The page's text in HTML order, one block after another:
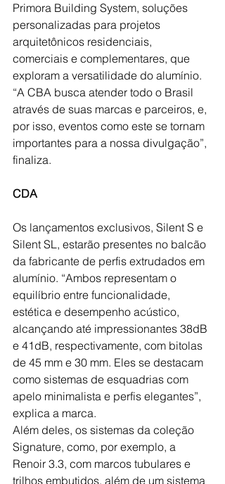
Primora Building System, soluções
personalizadas para projetos
arquitetônicos residenciais,
comerciais e complementares, que
exploram a versatilidade do alumínio.
“A CBA busca atender todo o Brasil
através de suas marcas e parceiros, e,
por isso, eventos como este se tornam
importantes para a nossa divulgação”,
finaliza.
CDA
Os lançamentos exclusivos, Silent S e
Silent SL, estarão presentes no balcão
da fabricante de perfis extrudados em
alumínio. “Ambos representam o
equilíbrio entre funcionalidade,
estética e desempenho acústico,
alcançando até impressionantes 38dB
e 41dB, respectivamente, com bitolas
de 45 mm e 30 mm. Eles se destacam
como sistemas de esquadrias com
apelo minimalista e perfis elegantes”,
explica a marca.
Além deles, os sistemas da coleção
Signature, como, por exemplo, a
Renoir 3.3, com marcos tubulares e
trilhos embutidos, além de um sistema